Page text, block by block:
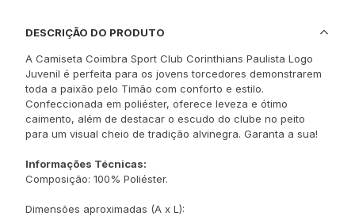
DESCRIÇÃO DO PRODUTO
A Camiseta Coimbra Sport Club Corinthians Paulista Logo
Juvenil é perfeita para os jovens torcedores demonstrarem
toda a paixão pelo Timão com conforto e estilo.
Confeccionada em poliéster, oferece leveza e ótimo
caimento, além de destacar o escudo do clube no peito
para um visual cheio de tradição alvinegra. Garanta a sua!
Informações Técnicas:
Composição: 100% Poliéster.
Dimensões aproximadas (A x L):